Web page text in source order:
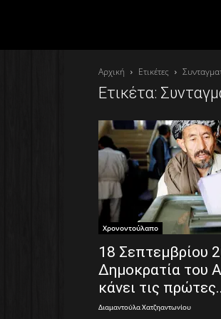
Αρχική Ετικέτες
Ετικέτα:
Χρονοντούλαπο
18 Σεπτεμβρίου
Δημοκρατία του
κάνει τις
Διαμαντούλα Χατζηαντωνίου